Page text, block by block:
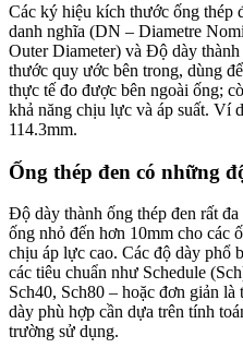
Các ký hiệu kích thước ống thép
danh nghĩa (DN – Diametre
Outer Diameter) và Độ dày
thước quy ước bên trong, dùng
thực tế đo được bên ngoài ống;
khả năng chịu lực và áp suất. Ví
114.3mm.
Ống thép đen có những
Độ dày thành ống thép đen rất
ống nhỏ đến hơn 10mm cho các
chịu áp lực cao. Các độ dày phổ
các tiêu chuẩn như Schedule
Sch40, Sch80 – hoặc đơn giản
dày phù hợp cần dựa trên tính
trường sử dụng.